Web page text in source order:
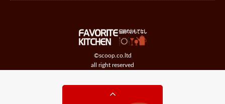
©scoop.co.ltd
all right reserved